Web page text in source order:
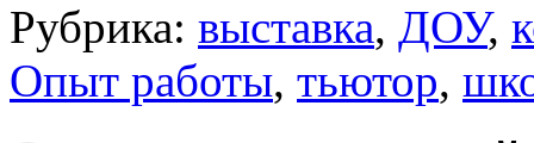
Рубрика: выставка, ДОУ,
Опыт работы, тьютор,